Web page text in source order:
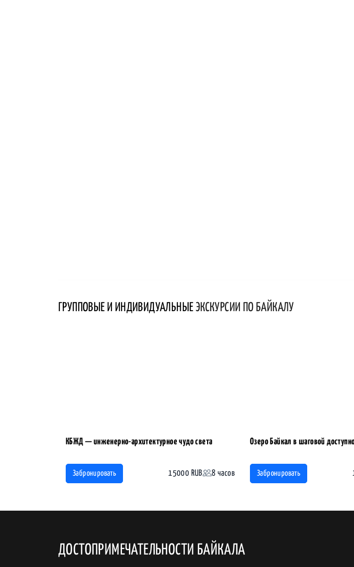
ГРУППОВЫЕ И ИНДИВИДУАЛЬНЫЕ ЭКСКУРСИИ ПО БАЙКАЛУ
КБЖД — инженерно-архитектурное чудо света
Забронировать 15000 RUB 8 часов
Озеро Байкал в шаговой
Забронировать
ДОСТОПРИМЕЧАТЕЛЬНОСТИ БАЙКАЛА